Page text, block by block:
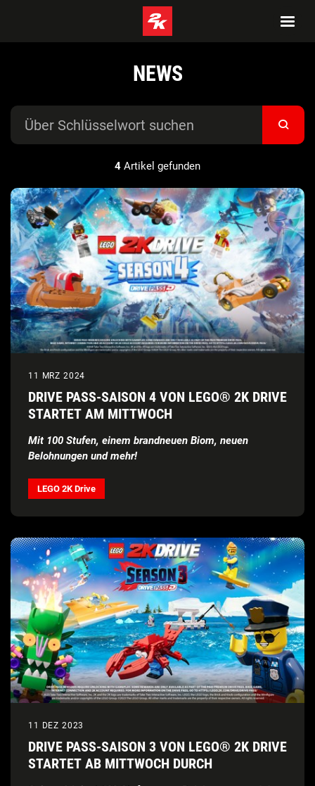
NEWS
4 Artikel gefunden
11 MRZ 2024
DRIVE PASS-SAISON 4 VON LEGO® 2K DRIVE
STARTET AM MITTWOCH
Mit 100 Stufen, einem brandneuen Biom, neuen
Belohnungen und mehr!
LEGO 2K Drive
11 DEZ 2023
DRIVE PASS-SAISON 3 VON LEGO® 2K DRIVE
STARTET AB MITTWOCH DURCH